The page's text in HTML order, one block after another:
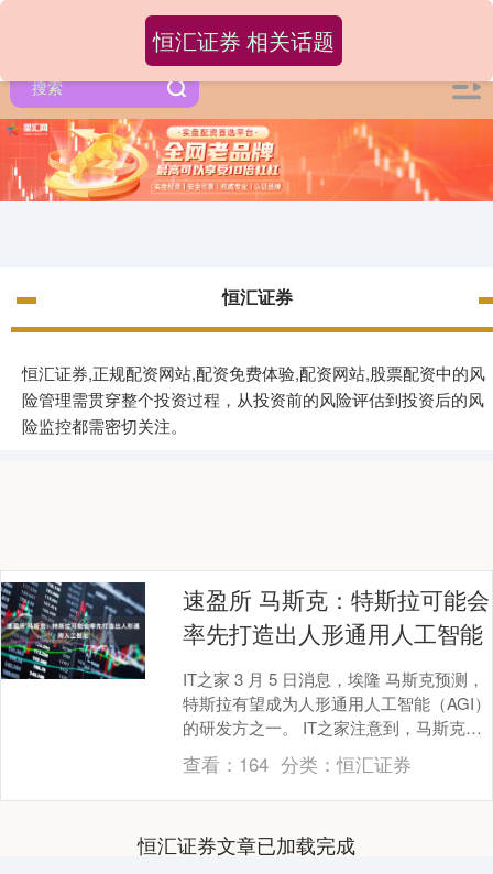
恒汇证券
恒汇证券,正规配资网站,配资免费体验,配资网站,股票配资中的风
险管理需贯穿整个投资过程，从投资前的风险评估到投资后的风
险监控都需密切关注。
恒汇证券 相关话题
速盈所 马斯克：特斯拉可能会
率先打造出人形通用人工智能
IT之家 3 月 5 日消息，埃隆 马斯克预测，
特斯拉有望成为人形通用人工智能（AGI）
的研发方之一。 IT之家注意到，马斯克昨
日在社交媒体平台 X 上的帖子中....
查看： 164 分类：恒汇证券
恒汇证券文章已加载完成